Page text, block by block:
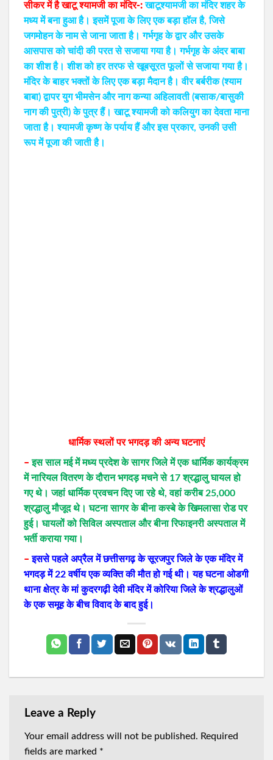
सीकर में है खाटू श्यामजी का मंदिर-: खाटूश्यामजी का मंदिर शहर के
मध्य में बना हुआ है। इसमें पूजा के लिए एक बड़ा हॉल है, जिसे
जगमोहन के नाम से जाना जाता है। गर्भगृह के द्वार और उसके
आसपास को चांदी की परत से सजाया गया है। गर्भगृह के अंदर बाबा
का शीश है। शीश को हर तरफ से खूबसूरत फूलों से सजाया गया है।
मंदिर के बाहर भक्तों के लिए एक बड़ा मैदान है। वीर बर्बरीक (श्याम
बाबा) द्वापर युग भीमसेन और नाग कन्या अहिलावती (बसाक/बासुकी
नाग की पुत्री) के पुत्र हैं। खाटू श्यामजी को कलियुग का देवता माना
जाता है। श्यामजी कृष्ण के पर्याय हैं और इस प्रकार, उनकी उसी
रूप में पूजा की जाती है।
धार्मिक स्थलों पर भगदड़ की अन्य घटनाएं
– इस साल मई में मध्य प्रदेश के सागर जिले में एक धार्मिक कार्यक्रम
में नारियल वितरण के दौरान भगदड़ मचने से 17 श्रद्धालु घायल हो
गए थे। जहां धार्मिक प्रवचन दिए जा रहे थे, वहां करीब 25,000
श्रद्धालु मौजूद थे। घटना सागर के बीना कस्बे के खिमलासा रोड पर
हुई। घायलों को सिविल अस्पताल और बीना रिफाइनरी अस्पताल में
भर्ती कराया गया।
– इससे पहले अप्रैल में छत्तीसगढ़ के सूरजपुर जिले के एक मंदिर में
भगदड़ में 22 वर्षीय एक व्यक्ति की मौत हो गई थी। यह घटना ओडगी
थाना क्षेत्र के मां कुदरगढ़ी देवी मंदिर में कोरिया जिले के श्रद्धालुओं
के एक समूह के बीच विवाद के बाद हुई।
Leave a Reply
Your email address will not be published. Required
fields are marked *